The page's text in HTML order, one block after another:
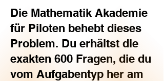
Die Mathematik Akademie
für Piloten behebt dieses
Problem. Du erhältst die
exakten 600 Fragen, die du
vom Aufgabentyp her am